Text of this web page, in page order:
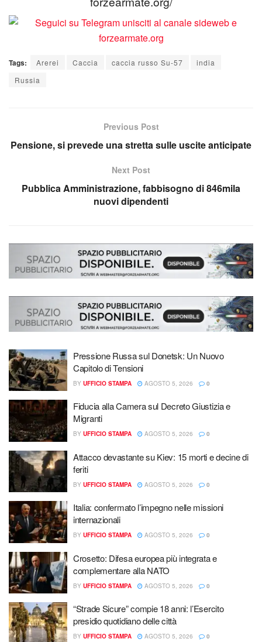
Tags: Arerei Caccia caccia russo Su-57
india
Russia
Previous Post
Pensione, si prevede una stretta sulle uscite anticipate
Next Post
Pubblica Amministrazione, fabbisogno di 846mila
nuovi dipendenti
Pressione Russa sul Donetsk: Un Nuovo
Capitolo di Tensioni
BY UFFICIO STAMPA AGOSTO 5, 2026 0
Fiducia alla Camera sul Decreto Giustizia e
Migranti
BY UFFICIO STAMPA AGOSTO 5, 2026 0
Attacco devastante su Kiev: 15 morti e decine di
feriti
BY UFFICIO STAMPA AGOSTO 5, 2026 0
Italia: confermato l’impegno nelle missioni
internazionali
BY UFFICIO STAMPA AGOSTO 5, 2026 0
Crosetto: Difesa europea più integrata e
complementare alla NATO
BY UFFICIO STAMPA AGOSTO 5, 2026 0
“Strade Sicure” compie 18 anni: l’Esercito
presidio quotidiano delle città
BY UFFICIO STAMPA AGOSTO 5, 2026 0